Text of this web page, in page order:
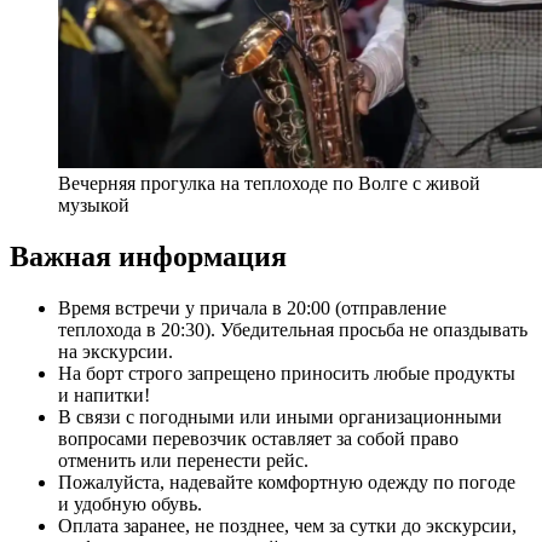
Вечерняя прогулка на теплоходе по Волге с живой
музыкой
Важная информация
Время встречи у причала в 20:00 (отправление
теплохода в 20:30). Убедительная просьба не опаздывать
на экскурсии.
На борт строго запрещено приносить любые продукты
и напитки!
В связи с погодными или иными организационными
вопросами перевозчик оставляет за собой право
отменить или перенести рейс.
Пожалуйста, надевайте комфортную одежду по погоде
и удобную обувь.
Оплата заранее, не позднее, чем за сутки до экскурсии,